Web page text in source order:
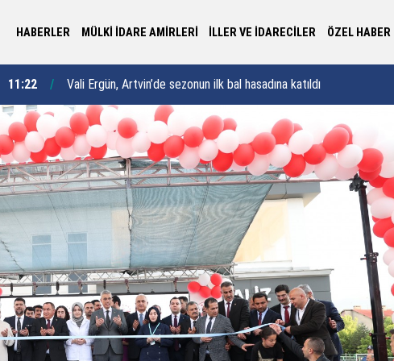
HABERLER MÜLKİ İDARE AMİRLERİ İLLER VE İDARECİLER ÖZEL HABER
10:12 Vali Yardımcısı Bozkurtoğlu dünyaevine girdi